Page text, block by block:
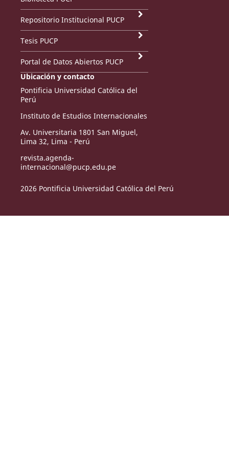
Repositorio Institucional PUCP
Tesis PUCP
Portal de Datos Abiertos PUCP
Ubicación y contacto
Pontificia Universidad Católica del
Perú
Instituto de Estudios Internacionales
Av. Universitaria 1801 San Miguel,
Lima 32, Lima - Perú
revista.agenda-
internacional@pucp.edu.pe
2026 Pontificia Universidad Católica del Perú